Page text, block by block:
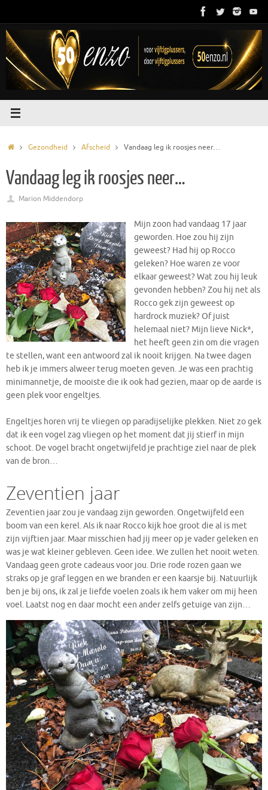
de
inhoud
HomeGezondheid Afscheid Vandaag leg ik roosjes neer…
Vandaag leg ik roosjes neer…
Marion Middendorp
Mijn zoon had vandaag 17 jaar
geworden. Hoe zou hij zijn
geweest? Had hij op Rocco
geleken? Hoe waren ze voor
elkaar geweest? Wat zou hij leuk
gevonden hebben? Zou hij net als
Rocco gek zijn geweest op
hardrock muziek? Of juist
helemaal niet? Mijn lieve Nick*,
het heeft geen zin om die vragen
te stellen, want een antwoord zal ik nooit krijgen. Na twee dagen
heb ik je immers alweer terug moeten geven. Je was een prachtig
minimannetje, de mooiste die ik ook had gezien, maar op de aarde is
geen plek voor engeltjes.
Engeltjes horen vrij te vliegen op paradijselijke plekken. Niet zo gek
dat ik een vogel zag vliegen op het moment dat jij stierf in mijn
schoot. De vogel bracht ongetwijfeld je prachtige ziel naar de plek
van de bron…
Zeventien jaar
Zeventien jaar zou je vandaag zijn geworden. Ongetwijfeld een
boom van een kerel. Als ik naar Rocco kijk hoe groot die al is met
zijn vijftien jaar. Maar misschien had jij meer op je vader geleken en
was je wat kleiner gebleven. Geen idee. We zullen het nooit weten.
Vandaag geen grote cadeaus voor jou. Drie rode rozen gaan we
straks op je graf leggen en we branden er een kaarsje bij. Natuurlijk
ben je bij ons, ik zal je liefde voelen zoals ik hem vaker om mij heen
voel. Laatst nog en daar mocht een ander zelfs getuige van zijn…